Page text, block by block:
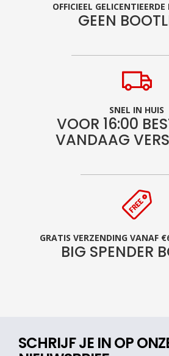
OFFICIEEL
GEEN
SNEL IN HUIS
VOOR 16:00
VANDAAG
GRATIS VERZENDING VANAF
BIG SPENDER
SCHRIJF JE IN OP